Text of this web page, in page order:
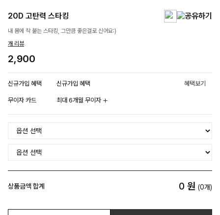
20D 고탄력 스타킹
내 몸에 착 붙는 스타킹, 그만큼 좋은걸로 신어요:)
개 리뷰
2,900
신규가입 혜택 신규가입 혜택 혜택보기
무이자 카드 최대 6개월 무이자
상품금액 합계 0 원 (0개)